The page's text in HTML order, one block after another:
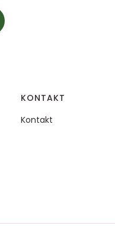
KONTAKT
Kontakt